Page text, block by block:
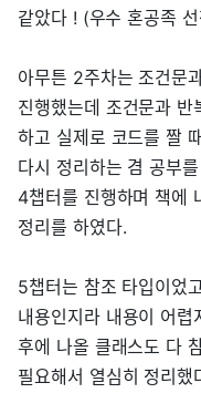
같았다 ! (우수 혼공족
아무튼 2주차는 조건문
진행했는데 조건문과
하고 실제로 코드를 짤
다시 정리하는 겸 공부
4챕터를 진행하며 책에
정리를 하였다.
5챕터는 참조 타입이었
내용인지라 내용이 어렵
후에 나올 클래스도 다
필요해서 열심히 정리했